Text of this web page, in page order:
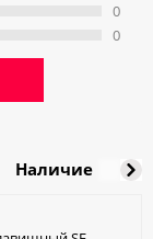
0
0
Наличие